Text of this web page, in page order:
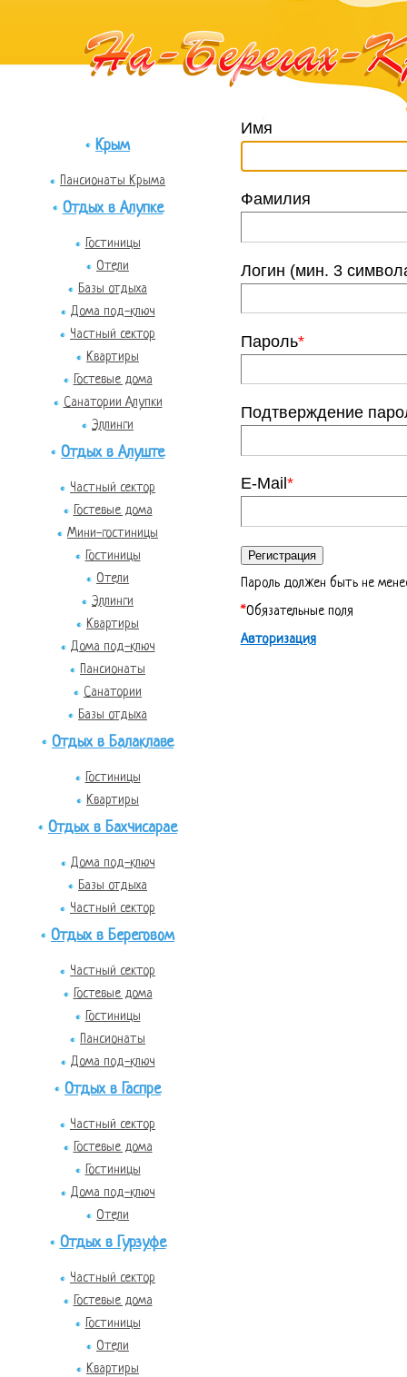
Крым
Пансионаты Крыма
Отдых в Алупке
Гостиницы
Отели
Базы отдыха
Дома под-ключ
Частный сектор
Квартиры
Гостевые дома
Санатории Алупки
Эллинги
Отдых в Алуште
Частный сектор
Гостевые дома
Мини-гостиницы
Гостиницы
Отели
Эллинги
Квартиры
Дома под-ключ
Пансионаты
Санатории
Базы отдыха
Отдых в Балаклаве
Гостиницы
Квартиры
Отдых в Бахчисарае
Дома под-ключ
Базы отдыха
Частный сектор
Отдых в Береговом
Частный сектор
Гостевые дома
Гостиницы
Пансионаты
Дома под-ключ
Отдых в Гаспре
Частный сектор
Гостевые дома
Гостиницы
Дома под-ключ
Отели
Отдых в Гурзуфе
Частный сектор
Гостевые дома
Гостиницы
Отели
Квартиры
Имя
Фамилия
Логин (мин. 3
Пароль*
Подтверждение
E-Mail *
Пароль должен быть не
*Обязательные поля
Авторизация